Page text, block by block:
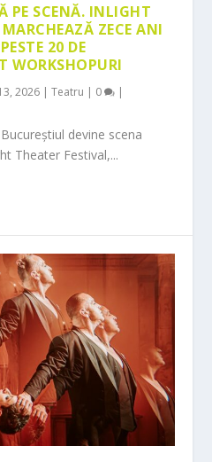
PE SCENĂ. INLIGHT
ZECE ANI
20 DE
WORKSHOPURI
2026 |Teatru | 0 |
devine scena
Theater Festival,...